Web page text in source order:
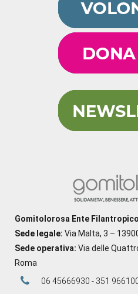
Gomitolorosa Ente Filantropico
Sede legale: Via Malta, 3 –
Sede operativa: Via delle
Roma
06 45666930 - 351